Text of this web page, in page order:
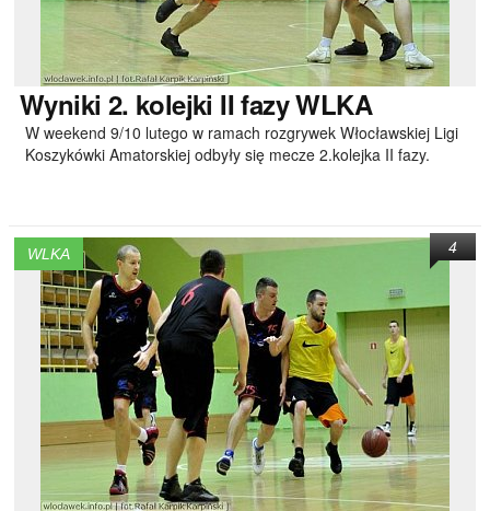
Wyniki 2. kolejki II fazy WLKA
W weekend 9/10 lutego w ramach rozgrywek Włocławskiej Ligi
Koszykówki Amatorskiej odbyły się mecze 2.kolejka II fazy.
WLKA 4